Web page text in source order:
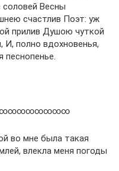
Весны
счастлив Поэт: уж
прилив Душою чуткой
И, полно вдохновенья,
песнопенье.
во мне была такая
влекла меня погоды